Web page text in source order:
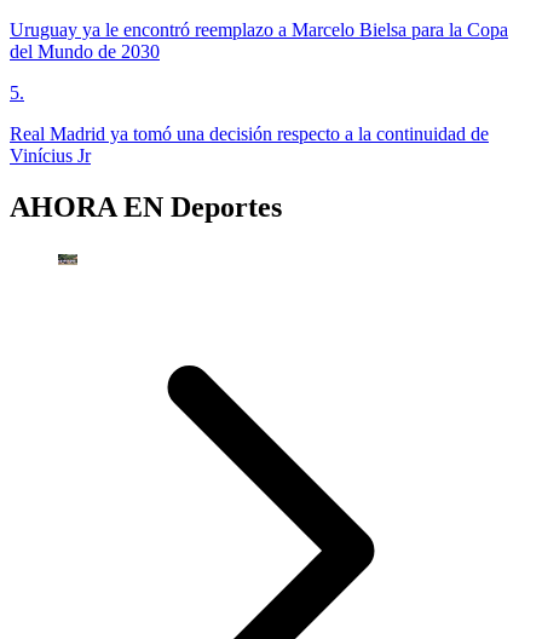
Uruguay ya le encontró reemplazo a Marcelo Bielsa para la Copa
del Mundo de 2030
5.
Real Madrid ya tomó una decisión respecto a la continuidad de
Vinícius Jr
AHORA EN Deportes